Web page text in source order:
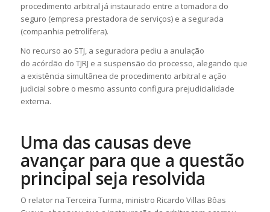
procedimento arbitral já instaurado entre a tomadora do
seguro (empresa prestadora de serviços) e a segurada
(companhia petrolífera).
No recurso ao STJ, a seguradora pediu a anulação
do acórdão do TJRJ e a suspensão do processo, alegando que
a existência simultânea de procedimento arbitral e ação
judicial sobre o mesmo assunto configura prejudicialidade
externa.
Uma das causas deve
avançar para que a questão
principal seja resolvida
O relator na Terceira Turma, ministro Ricardo Villas Bôas